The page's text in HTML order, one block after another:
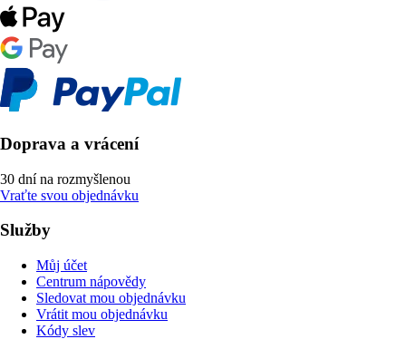
Doprava a vrácení
30 dní na rozmyšlenou
Vraťte svou objednávku
Služby
Můj účet
Centrum nápovědy
Sledovat mou objednávku
Vrátit mou objednávku
Kódy slev